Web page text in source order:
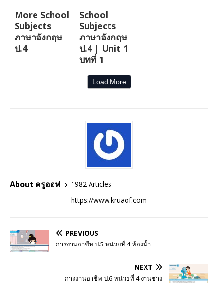
More School
Subjects
ภาษาอังกฤษ
ป.4
School
Subjects
ภาษาอังกฤษ
ป.4 | Unit 1
บทที่ 1
Load More
About ครูออฟ
1982 Articles
https://www.kruaof.com
PREVIOUS
การงานอาชีพ ป.5 หน่วยที่ 4 ห้องน้ำ
NEXT
การงานอาชีพ ป.6 หน่วยที่ 4 งานช่าง